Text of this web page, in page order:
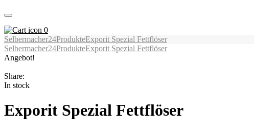
0
Selbermacher24ProdukteExporit Spezial Fettflöser
Selbermacher24ProdukteExporit Spezial Fettflöser
Angebot!
Share:
In stock
Exporit Spezial Fettflöser